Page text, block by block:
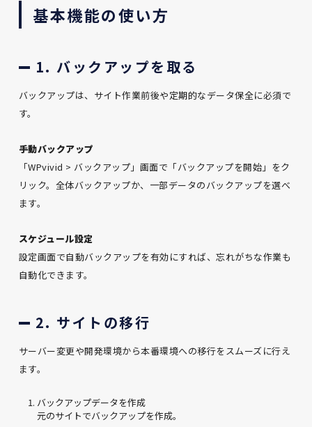
基本機能の使い方
1. バックアップを取る
バックアップは、サイト作業前後や定期的なデータ保全に必須で
す。
手動バックアップ
「WPvivid > バックアップ」画面で「バックアップを開始」をク
リック。全体バックアップか、一部データのバックアップを選べ
ます。
スケジュール設定
設定画面で自動バックアップを有効にすれば、忘れがちな作業も
自動化できます。
2. サイトの移行
サーバー変更や開発環境から本番環境への移行をスムーズに行え
ます。
バックアップデータを作成
元のサイトでバックアップを作成。